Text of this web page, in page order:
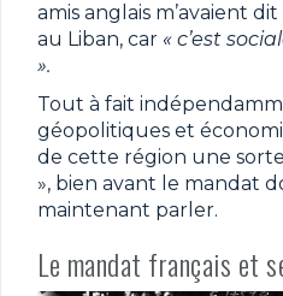
amis anglais m’avaient
au Liban, car « c’est
».
Tout à fait
géopolitiques et
de cette région une
», bien avant le mandat
maintenant parler.
Le mandat français et